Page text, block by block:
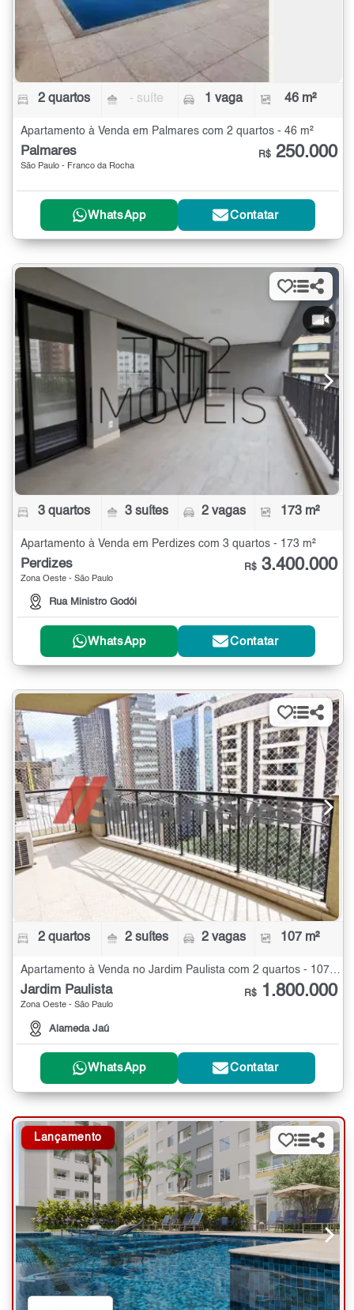
2 quartos - suíte 1 vaga 46 m²
Apartamento à Venda em Palmares com 2 quartos - 46 m²
Palmares
São Paulo - Franco da Rocha
R$ 250.000
WhatsApp Contatar
3 quartos 3 suítes 2 vagas 173 m²
Apartamento à Venda em Perdizes com 3 quartos - 173 m²
Perdizes
Zona Oeste - São Paulo
Rua Ministro Godói
R$ 3.400.000
WhatsApp Contatar
2 quartos 2 suítes 2 vagas 107 m²
Apartamento à Venda no Jardim Paulista com 2 quartos - 107 m²
Jardim Paulista
Zona Oeste - São Paulo
Alameda Jaú
R$ 1.800.000
WhatsApp Contatar
Lançamento